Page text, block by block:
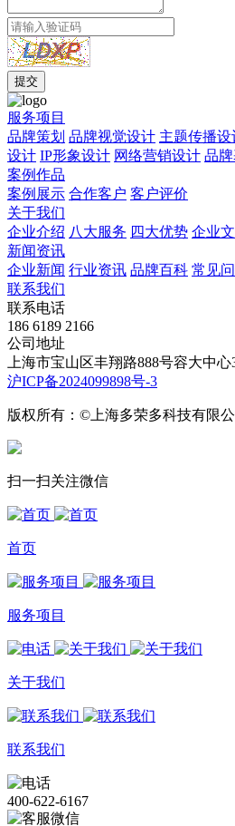
服务项目
品牌策划 品牌视觉设计 主题传播设
设计 IP形象设计 网络营销设计 品
案例作品
案例展示 合作客户 客户评价
关于我们
企业介绍 八大服务 四大优势 企业
新闻资讯
企业新闻 行业资讯 品牌百科 常见
联系我们
联系电话
186 6189 2166
公司地址
上海市宝山区丰翔路888号容大中心
沪ICP备2024099898号-3
版权所有：©上海多荣多科技有限公
扫一扫关注微信
首页
服务项目
关于我们
联系我们
400-622-6167